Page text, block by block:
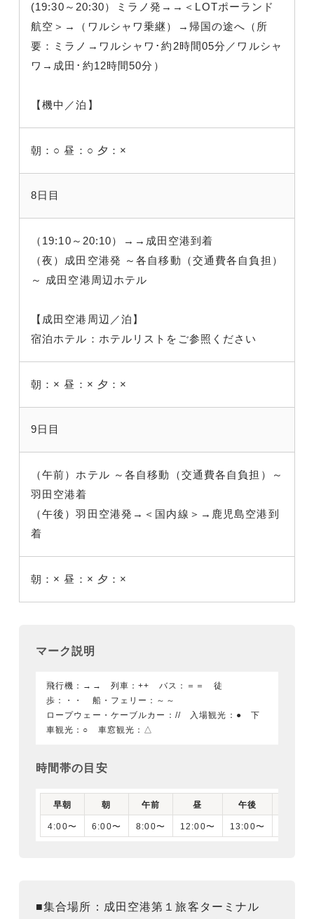
(19:30～20:30）ミラノ発→→＜LOTポーランド
航空＞→（ワルシャワ乗継）→帰国の途へ（所
要：ミラノ→ワルシャワ･約2時間05分／ワルシャ
ワ→成田･約12時間50分）
【機中／泊】
朝：○ 昼：○ 夕：×
8日目
（19:10～20:10）→→成田空港到着
（夜）成田空港発 ～各自移動（交通費各自負担）
～ 成田空港周辺ホテル
【成田空港周辺／泊】
宿泊ホテル：ホテルリストをご参照ください
朝：× 昼：× 夕：×
9日目
（午前）ホテル ～各自移動（交通費各自負担）～
羽田空港着
（午後）羽田空港発→＜国内線＞→鹿児島空港到
着
朝：× 昼：× 夕：×
マーク説明
飛行機：→→ 列車：++ バス：＝＝ 徒
歩：・・ 船・フェリー：～～
ロープウェー・ケーブルカー：// 入場観光：● 下
車観光：○ 車窓観光：△
時間帯の目安
早朝 朝 午前 昼 午後
4:00〜 6:00〜 8:00〜 12:00〜 13:00〜
■集合場所：成田空港第１旅客ターミナル